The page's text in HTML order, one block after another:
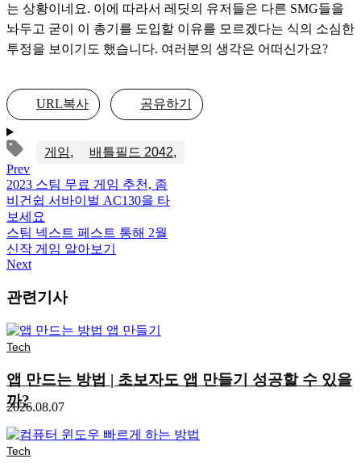
는 상황이네요. 이에 따라서 레딧의 유저들은 다른 SMG들을
놔두고 굳이 이 총기를 도입할 이유를 모르겠다는 식의 소심한
투정을 보이기도 했습니다. 여러분의 생각은 어떠신가요?
URL복사 공유하기
게임
배틀필드 2042
Prev
2023 스팀 무료 게임 추천, 좀
비건쉽 서바이벌 AC130을 타
보세요
스팀 넥스트 페스트 통해 2월
신작 게임 알아보기
Next
관련기사
Tech
앱 만드는 방법 | 초보자도 앱 만들기 성공할 수 있을
까?
2026.08.07
Tech